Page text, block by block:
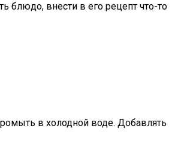
блюдо, внести в его рецепт что-то
в холодной воде. Добавлять